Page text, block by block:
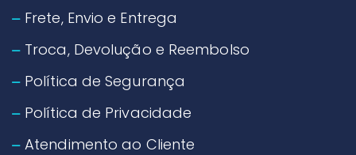
Frete, Envio e Entrega
Troca, Devolução e Reembolso
Política de Segurança
Política de Privacidade
Atendimento ao Cliente